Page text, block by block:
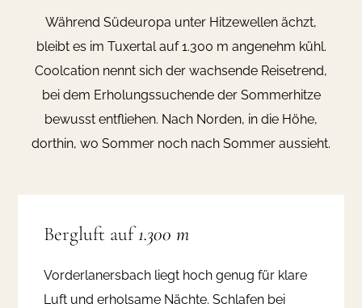
Während Südeuropa unter Hitzewellen ächzt,
bleibt es im Tuxertal auf 1.300 m angenehm kühl.
Coolcation nennt sich der wachsende Reisetrend,
bei dem Erholungssuchende der Sommerhitze
bewusst entfliehen. Nach Norden, in die Höhe,
dorthin, wo Sommer noch nach Sommer aussieht.
Bergluft auf1.300 m
Vorderlanersbach liegt hoch genug für klare
Luft und erholsame Nächte. Schlafen bei